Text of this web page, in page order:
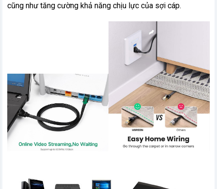
cũng như tăng cường khả năng chịu lực của sợi cáp.